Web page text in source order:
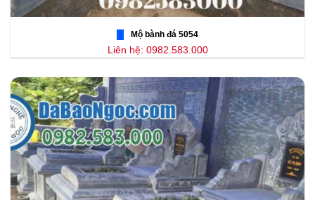
Mộ bành đá 5054
Liên hệ: 0982.583.000